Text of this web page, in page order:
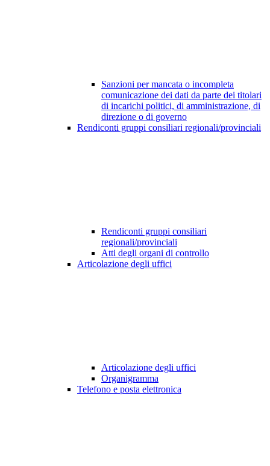
Sanzioni per mancata o incompleta
comunicazione dei dati da parte dei titolari
di incarichi politici, di amministrazione, di
direzione o di governo
Rendiconti gruppi consiliari regionali/provinciali
Rendiconti gruppi consiliari
regionali/provinciali
Atti degli organi di controllo
Articolazione degli uffici
Articolazione degli uffici
Organigramma
Telefono e posta elettronica